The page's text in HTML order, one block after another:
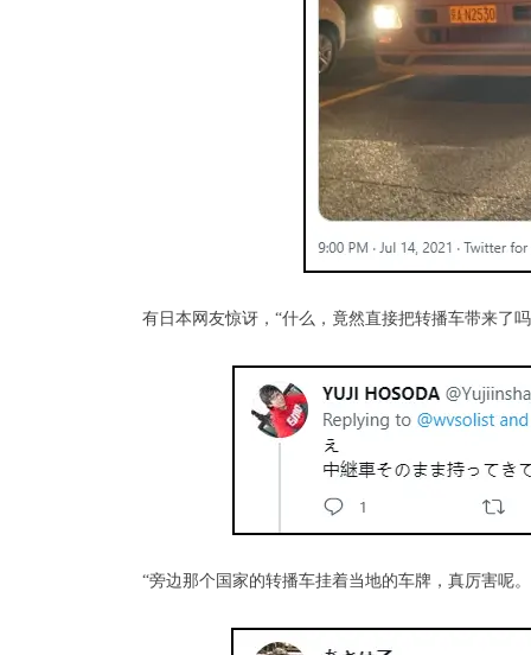
有日本网友惊讶，“什么，竟然直接把转播车带来了
“旁边那个国家的转播车挂着当地的车牌，真厉害呢